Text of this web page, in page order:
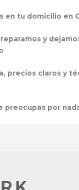
en tu domicilio en
y
precios claros y
preocupas por